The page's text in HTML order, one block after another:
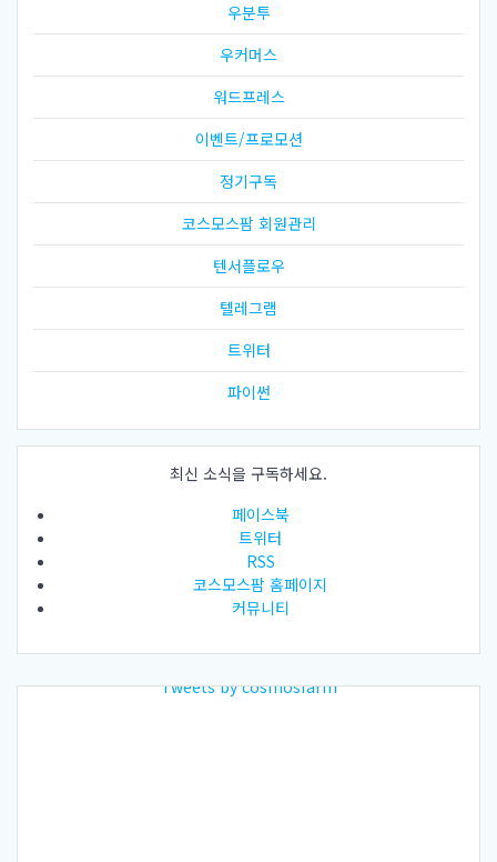
우분투
우커머스
워드프레스
이벤트/프로모션
정기구독
코스모스팜 회원관리
텐서플로우
텔레그램
트위터
파이썬
최신 소식을 구독하세요.
페이스북
트위터
RSS
코스모스팜 홈페이지
커뮤니티
Tweets by cosmosfarm